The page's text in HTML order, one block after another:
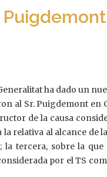
ha dado un
al Sr. Puigdemont en
de la causa
relativa al alcance de
tercera, sobre la
por el TS